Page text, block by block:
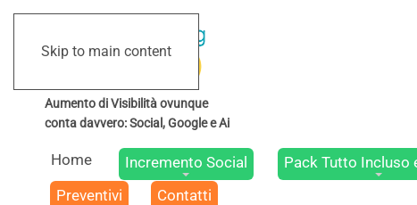
Skip to main content
Home Incremento Social Pack Tutto Incluso
Preventivi
Contatti